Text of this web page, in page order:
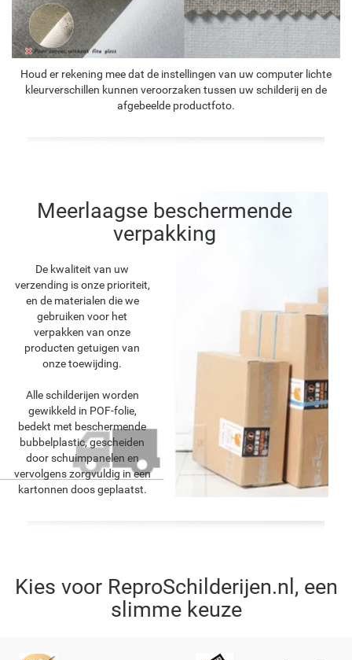
Houd er rekening mee dat de instellingen van uw computer lichte
kleurverschillen kunnen veroorzaken tussen uw schilderij en de
afgebeelde productfoto.
Meerlaagse beschermende
verpakking
De kwaliteit van uw
verzending is onze prioriteit,
en de materialen die we
gebruiken voor het
verpakken van onze
producten getuigen van
onze toewijding.
Alle schilderijen worden
gewikkeld in POF-folie,
bedekt met beschermende
bubbelplastic, gescheiden
door schuimpanelen en
vervolgens zorgvuldig in een
kartonnen doos geplaatst.
Kies voor ReproSchilderijen.nl, een
slimme keuze